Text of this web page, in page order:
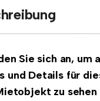
Sie sich an, um
und Details für
zu sehen
neuen urbanen
Diese moderne 3
stilvollen und
Raumaufteilung